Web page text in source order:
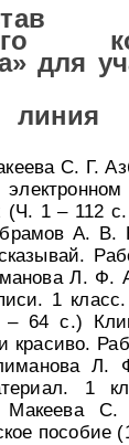
для
линия
С. Г.
(Ч. 1 – 112
А. В.
Л. Ф.
1
64 с.)
Л.
1
С.
пособие